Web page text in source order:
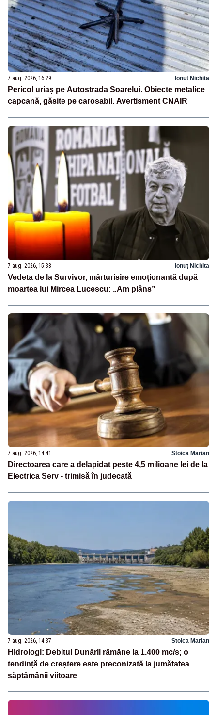
7 aug. 2026, 16:29 Ionuț Nichita
Pericol uriaș pe Autostrada Soarelui. Obiecte metalice
capcană, găsite pe carosabil. Avertisment CNAIR
7 aug. 2026, 15:38 Ionuț Nichita
Vedeta de la Survivor, mărturisire emoționantă după
moartea lui Mircea Lucescu: „Am plâns”
7 aug. 2026, 14:41 Stoica Marian
Directoarea care a delapidat peste 4,5 milioane lei de la
Electrica Serv - trimisă în judecată
7 aug. 2026, 14:37 Stoica Marian
Hidrologi: Debitul Dunării rămâne la 1.400 mc/s; o
tendință de creștere este preconizată la jumătatea
săptămânii viitoare